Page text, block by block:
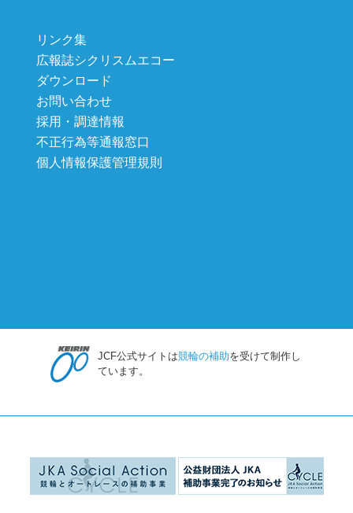
リンク集
広報誌シクリスムエコー
ダウンロード
お問い合わせ
採用・調達情報
不正行為等通報窓口
個人情報保護管理規則
JCF公式サイトは競輪の補助を受けて制作し
ています。